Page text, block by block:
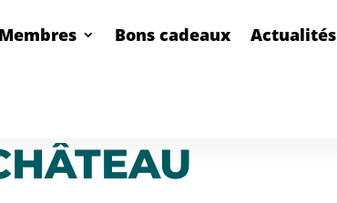
Membres Bons cadeaux Actualités